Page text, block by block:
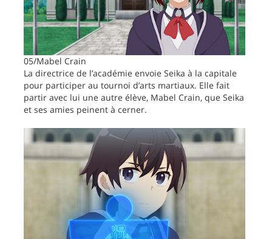
05/Mabel Crain
La directrice de l’académie envoie Seika à la capitale
pour participer au tournoi d’arts martiaux. Elle fait
partir avec lui une autre élève, Mabel Crain, que Seika
et ses amies peinent à cerner.